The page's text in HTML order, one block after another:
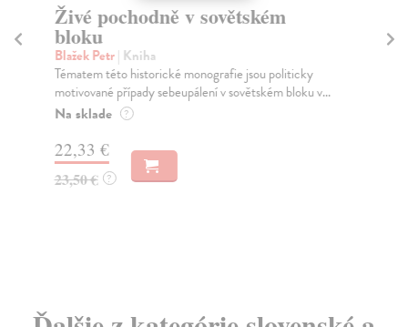
Živé pochodně v sovětském
bloku
Blažek Petr| Kniha
Tématem této historické monografie jsou politicky
motivované případy sebeupálení v sovětském bloku v...
Na sklade ?
22,33 €
23,50 € ?